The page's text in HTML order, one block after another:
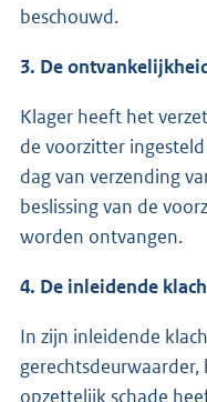
beschouwd.
3. De
Klager heeft het
de voorzitter
dag van verzending
beslissing van de
worden ontvangen.
4. De inleidende
In zijn inleidende
opzettelijk schade